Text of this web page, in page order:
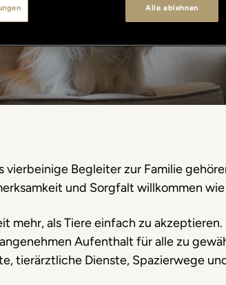
vierbeinige Begleiter zur Familie
und Sorgfalt willkommen wie
mehr, als Tiere einfach zu
Aufenthalt für alle zu
tierärztliche Dienste, Spazierwege
Alle ablehnen